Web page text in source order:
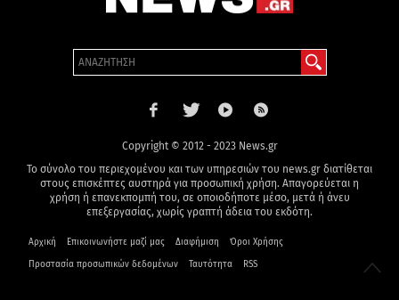
Copyright © 2012 - 2023 News.gr
Το σύνολο του περιεχομένου και των υπηρεσιών του news.gr διατίθεται
στους επισκέπτες αυστηρά για προσωπική χρήση. Απαγορεύεται η
χρήση ή επανεκπομπή του, σε οποιοδήποτε μέσο, μετά ή άνευ
επεξεργασίας, χωρίς γραπτή άδεια του εκδότη.
Αρχική Επικοινωνήστε μαζί μας Διαφήμιση Όροι Χρήσης
Προστασία προσωπικών δεδομένων Ταυτότητα RSS